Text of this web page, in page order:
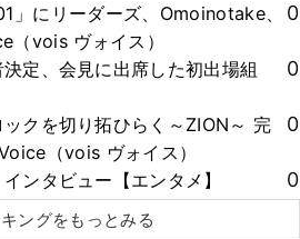
」にリーダーズ、Omoinotake、
vois ヴォイス）
0
決定、会見に出席した初出場組
0
ックを切り拓ひらく～ZION～ 完
（vois ヴォイス）
0
ンタビュー【エンタメ】 0
ングをもっとみる